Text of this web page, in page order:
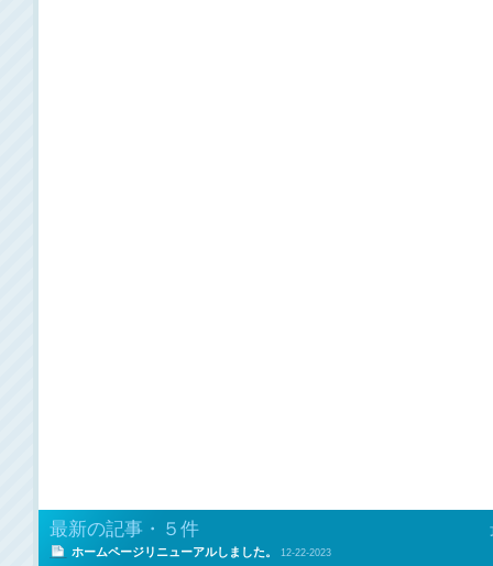
最新の記事・５件
ホームページリニューアルしました。 12-22-2023